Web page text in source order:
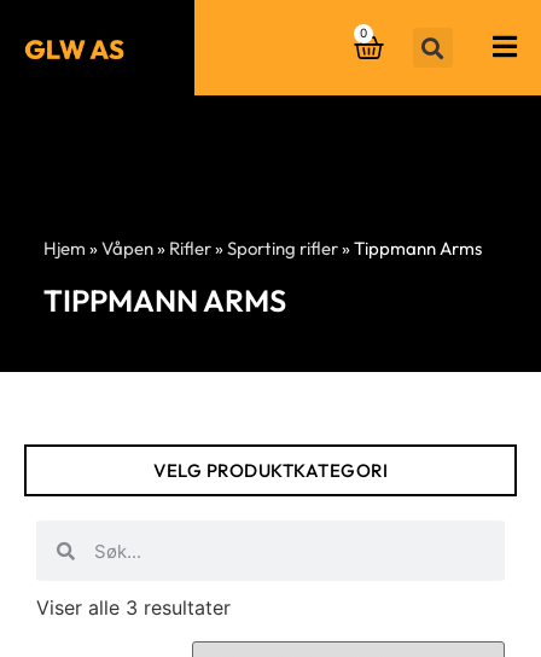
0
Hjem »Våpen» Rifler»Sporting rifler»Tippmann Arms
TIPPMANN ARMS
VELG PRODUKTKATEGORI
Viser alle 3 resultater